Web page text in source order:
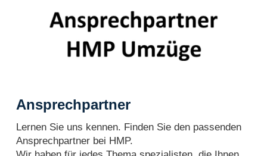
Ansprechpartner
Lernen Sie uns kennen. Finden Sie den passenden
Ansprechpartner bei HMP.